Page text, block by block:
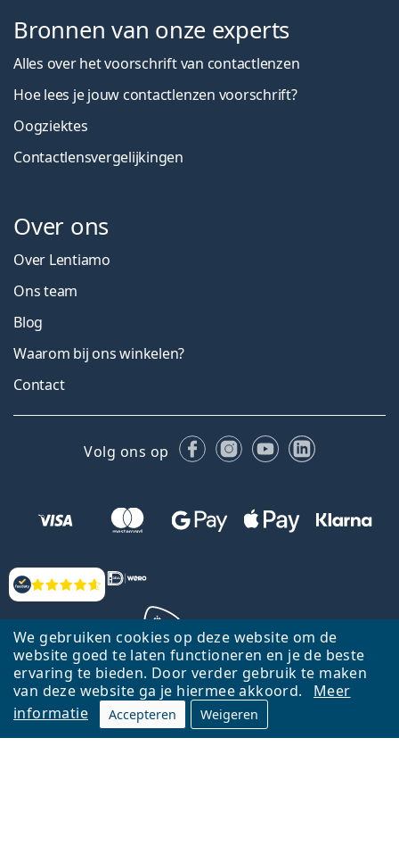
We gebruiken cookies op deze website om de
website goed te laten functioneren en je de beste
ervaring te bieden. Door verder gebruik te maken
van deze website ga je hiermee akkoord.
Meer
informatie
Accepteren Weigeren
Beoordelingen
Bronnen van onze experts
Alles over het voorschrift van contactlenzen
Hoe lees je jouw contactlenzen voorschrift?
Oogziektes
Contactlensvergelijkingen
Over ons
Over Lentiamo
Ons team
Blog
Waarom bij ons winkelen?
Contact
Volg ons op FacebookInstagram
YouTubeLinkedIn
Terug naar de homepagina
Ga omhoog
Lentiamo.nl is eigendom van en wordt beheerd door Lentiamo s.r.o.,
Tsjechië
Hier al 18 jaar voor jou.